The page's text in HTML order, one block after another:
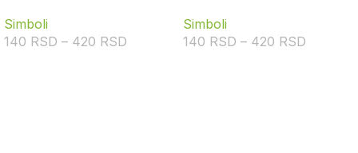
Simboli
140 RSD – 420 RSD
Simboli
140 RSD – 420 RSD